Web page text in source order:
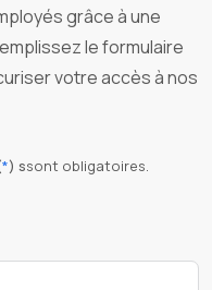
grâce à une
le formulaire
votre accès à nos
*) ssont obligatoires.